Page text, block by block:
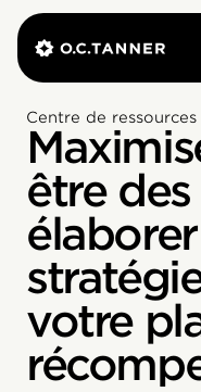
Centre de ressources
être
votre